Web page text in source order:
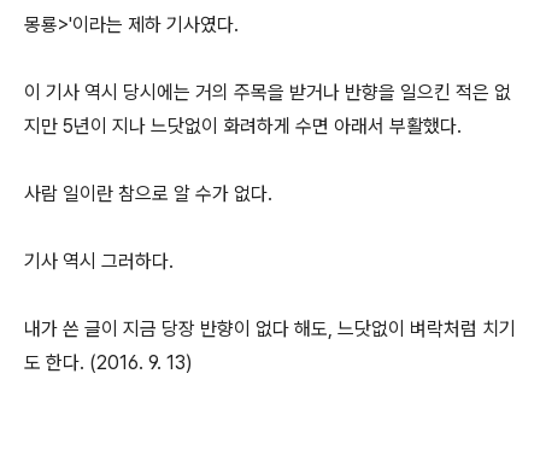
몽룡>'이라는 제하 기사였다.
이 기사 역시 당시에는 거의 주목을 받거나 반향을 일으킨 적은 없
지만 5년이 지나 느닷없이 화려하게 수면 아래서 부활했다.
사람 일이란 참으로 알 수가 없다.
기사 역시 그러하다.
내가 쓴 글이 지금 당장 반향이 없다 해도, 느닷없이 벼락처럼 치기
도 한다. (2016. 9. 13)